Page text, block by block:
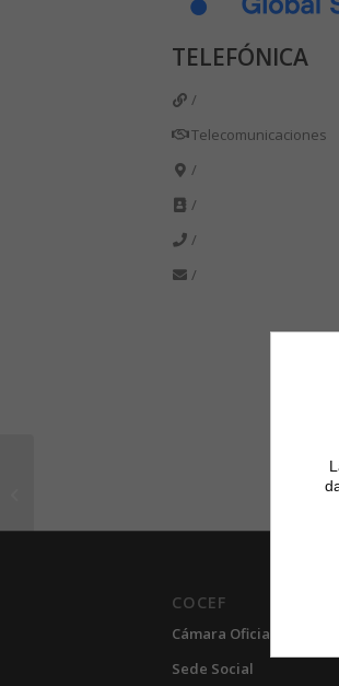
TELEFÓNICA
/
Telecomunicaciones
/
/
/
/
COCEF
Cámara Oficial de
Sede Social